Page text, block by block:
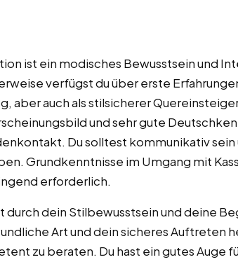
ist ein modisches Bewusstsein und
verfügst du über erste
aber auch als stilsicherer
und sehr gute
Du solltest kommunikativ sein
Grundkenntnisse im Umgang mit
erforderlich.
durch dein Stilbewusstsein und deine
Art und dein sicheres Auftreten
zu beraten. Du hast ein gutes Auge